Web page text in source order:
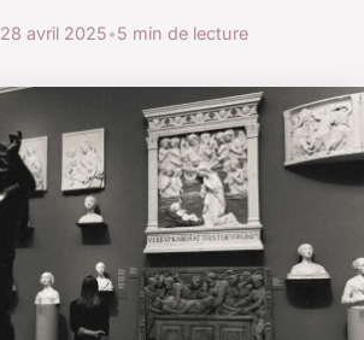
28 avril 2025•5 min de lecture